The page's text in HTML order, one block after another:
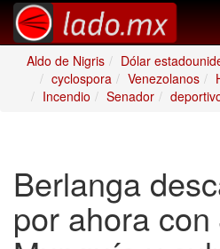
Aldo de Nigris
Dólar
cyclospora
Venezolanos
Incendio
Senador
Berlanga
por ahora